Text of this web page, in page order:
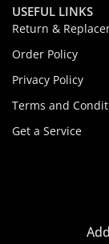
USEFUL LINKS
Return &
Order Policy
Privacy Policy
Terms and
Get a Service